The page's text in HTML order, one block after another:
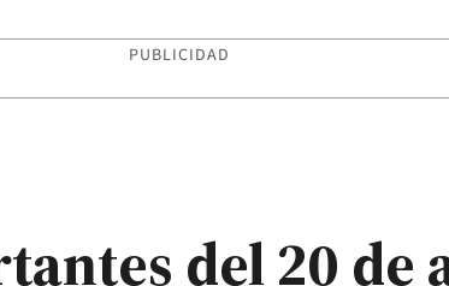
PUBLICIDAD
del 20 de